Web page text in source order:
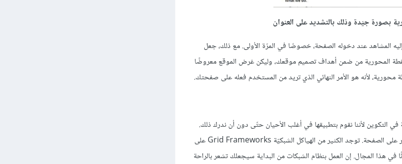
المشاهد عند دخوله الصفحة، خصوصًا في المرّة الأولى. مع ذلك، جعل
المحورية من ضمن أهداف تصميم موقعك، وليكن غرض الموقع معروضًا
التكوين لأننا نقوم بتطبيقها في أغلب الأحيان حتّى دون أن ندرك ذلك.
تضيف الشبكات هيكلية معيّنة للتصميم، وتستخدم للحصول على تناسب جيّد بين العناصر على الصفحة. توجد الكثير من الهياكل الشبكيّة Grid Frameworks على
في هذا المجال. إن العمل بنظام الشبكات من البداية سيجعلك تشعر بالراحة